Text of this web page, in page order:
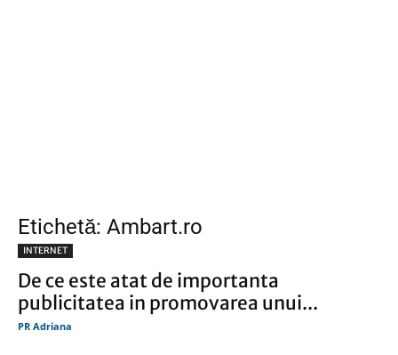
Etichetă: Ambart.ro
INTERNET
De ce este atat de importanta
publicitatea in promovarea unui...
PR Adriana